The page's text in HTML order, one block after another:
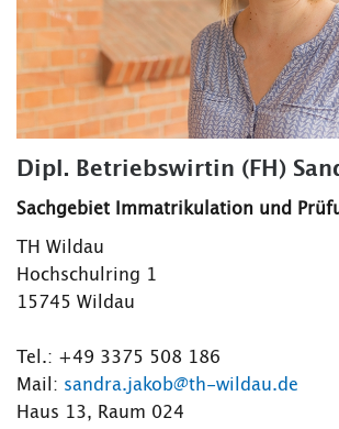
Dipl. Betriebswirtin (FH)
Sachgebiet Immatrikulation und
TH Wildau
Hochschulring 1
15745 Wildau
Tel.: +49 3375 508 186
Mail: sandra.jakob@th-wildau.de
Haus 13, Raum 024